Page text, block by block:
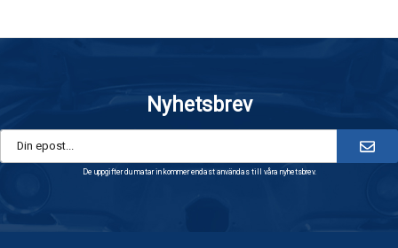
Nyhetsbrev
De uppgifter du matar in kommer endast användas till våra nyhetsbrev.